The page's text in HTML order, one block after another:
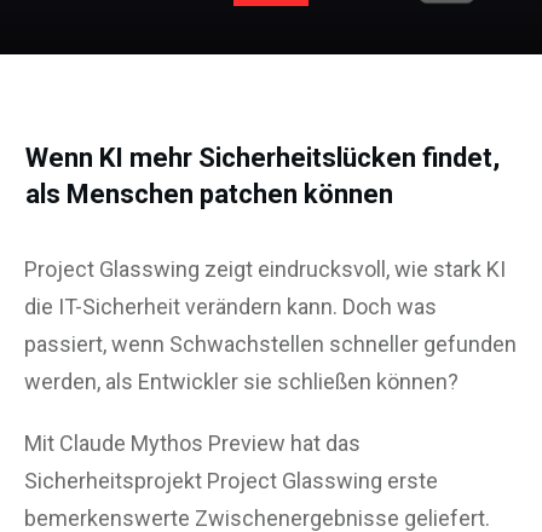
Wenn KI mehr Sicherheitslücken findet,
als Menschen patchen können
Project Glasswing zeigt eindrucksvoll, wie stark KI
die IT-Sicherheit verändern kann. Doch was
passiert, wenn Schwachstellen schneller gefunden
werden, als Entwickler sie schließen können?
Mit Claude Mythos Preview hat das
Sicherheitsprojekt Project Glasswing erste
bemerkenswerte Zwischenergebnisse geliefert.